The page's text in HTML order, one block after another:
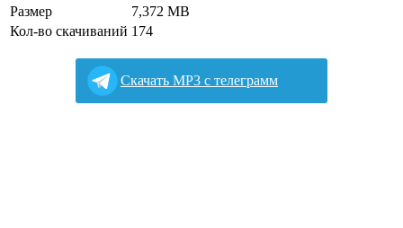
Размер
7,372 MB
Кол-во скачиваний 174
Cкачать MP3 с телеграмм